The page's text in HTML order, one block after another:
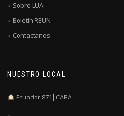
Sobre LUA
Boletín REUN
Contactanos
NUESTRO LOCAL
Ecuador 871┃CABA